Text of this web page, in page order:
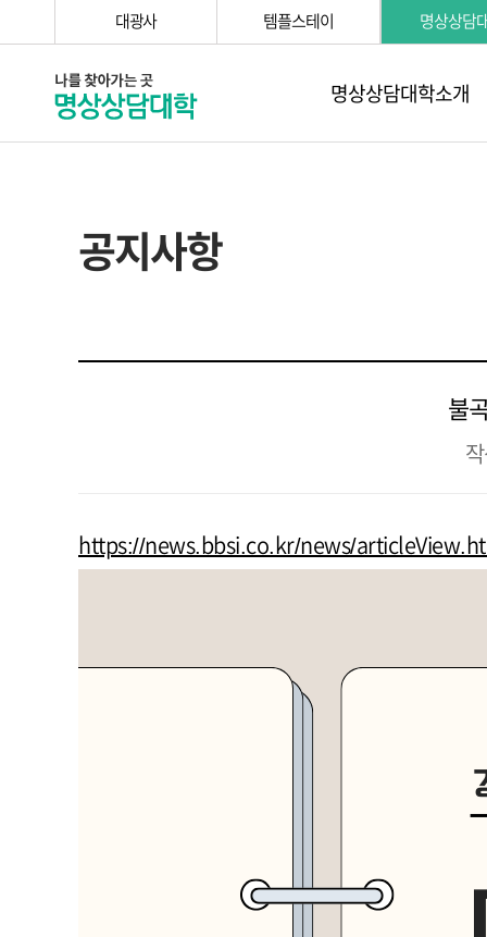
대광사 템플스테이 명상상담
명상상담대학소개
공지사항
불
https://news.bbsi.co.kr/news/